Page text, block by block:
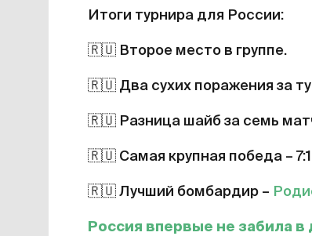
Итоги турнира для России:
🇷🇺 Второе место в группе.
🇷🇺 Два сухих поражения за
🇷🇺 Разница шайб за семь
🇷🇺 Самая крупная победа – 7:1
🇷🇺 Лучший бомбардир –
Россия впервые не забила